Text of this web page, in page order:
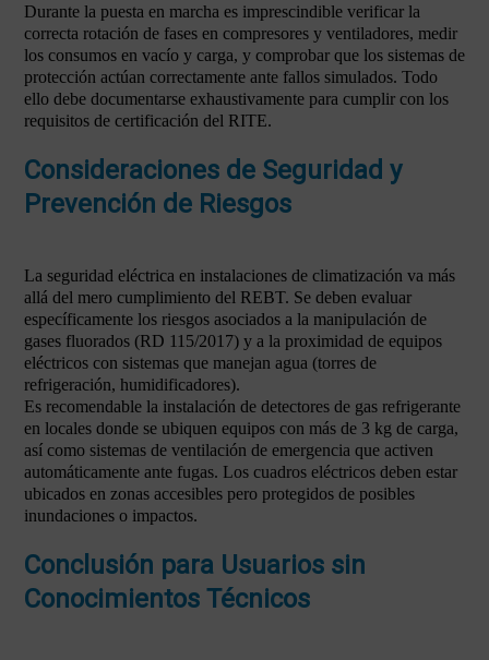
Durante la puesta en marcha es imprescindible verificar la
correcta rotación de fases en compresores y ventiladores, medir
los consumos en vacío y carga, y comprobar que los sistemas de
protección actúan correctamente ante fallos simulados. Todo
ello debe documentarse exhaustivamente para cumplir con los
requisitos de certificación del RITE.
Consideraciones de Seguridad y
Prevención de Riesgos
La seguridad eléctrica en instalaciones de climatización va más
allá del mero cumplimiento del REBT. Se deben evaluar
específicamente los riesgos asociados a la manipulación de
gases fluorados (RD 115/2017) y a la proximidad de equipos
eléctricos con sistemas que manejan agua (torres de
refrigeración, humidificadores).
Es recomendable la instalación de detectores de gas refrigerante
en locales donde se ubiquen equipos con más de 3 kg de carga,
así como sistemas de ventilación de emergencia que activen
automáticamente ante fugas. Los cuadros eléctricos deben estar
ubicados en zonas accesibles pero protegidos de posibles
inundaciones o impactos.
Conclusión para Usuarios sin
Conocimientos Técnicos